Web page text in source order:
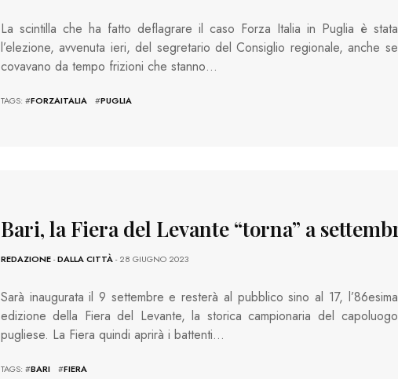
La scintilla che ha fatto deflagrare il caso Forza Italia in Puglia è stata
l’elezione, avvenuta ieri, del segretario del Consiglio regionale, anche se
covavano da tempo frizioni che stanno…
TAGS: #FORZAITALIA #PUGLIA
Bari, la Fiera del Levante “torna” a
REDAZIONE-DALLA CITTÀ- 28 GIUGNO 2023
Sarà inaugurata il 9 settembre e resterà al pubblico sino al 17, l’86esima
edizione della Fiera del Levante, la storica campionaria del capoluogo
pugliese. La Fiera quindi aprirà i battenti…
TAGS: #BARI #FIERA